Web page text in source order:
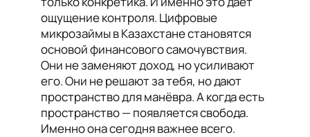
ощущение контроля. Цифровые
микрозаймы в Казахстане становятся
основой финансового самочувствия.
Они не заменяют доход, но усиливают
его. Они не решают за тебя, но дают
пространство для манёвра. А когда есть
пространство — появляется свобода.
Именно она сегодня важнее всего.